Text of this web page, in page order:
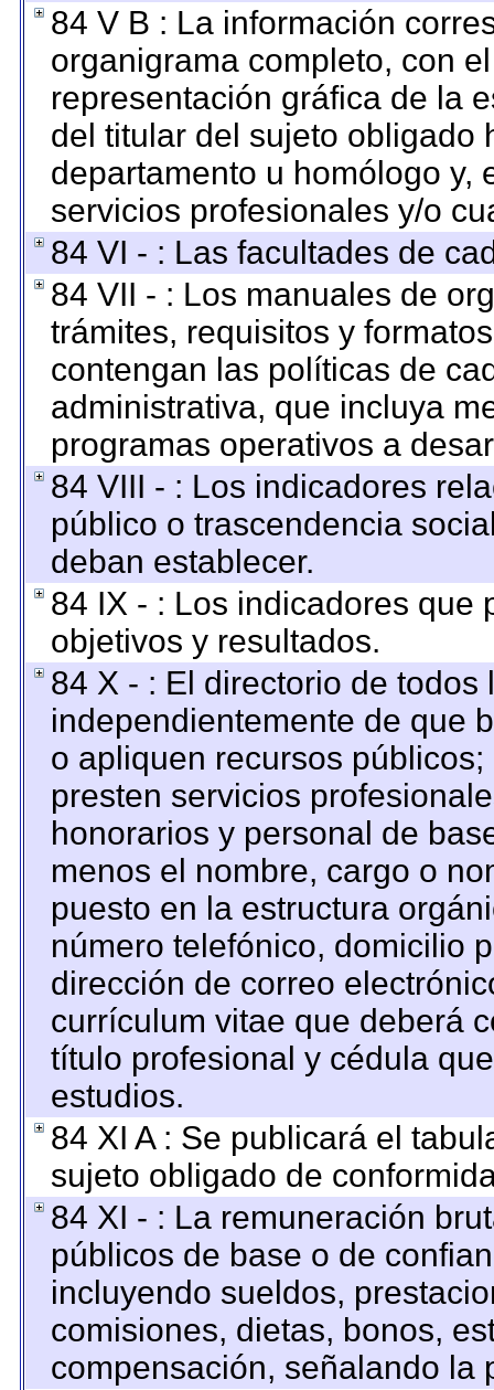
84 V B : La información
organigrama completo, con
representación gráfica de la
del titular del sujeto obligado
departamento u homólogo y,
servicios profesionales y/o
84 VI - : Las facultades de
84 VII - : Los manuales de
trámites, requisitos y
contengan las políticas de
administrativa, que incluya
programas operativos a
84 VIII - : Los indicadores
público o trascendencia
deban establecer.
84 IX - : Los indicadores que
objetivos y resultados.
84 X - : El directorio de
independientemente de que
o apliquen recursos
presten servicios
honorarios y personal de
menos el nombre, cargo o
puesto en la estructura
número telefónico, domicilio
dirección de correo
currículum vitae que deberá
título profesional y cédula
estudios.
84 XI A : Se publicará el
sujeto obligado de
84 XI - : La remuneración
públicos de base o de
incluyendo sueldos,
comisiones, dietas, bonos,
compensación, señalando la